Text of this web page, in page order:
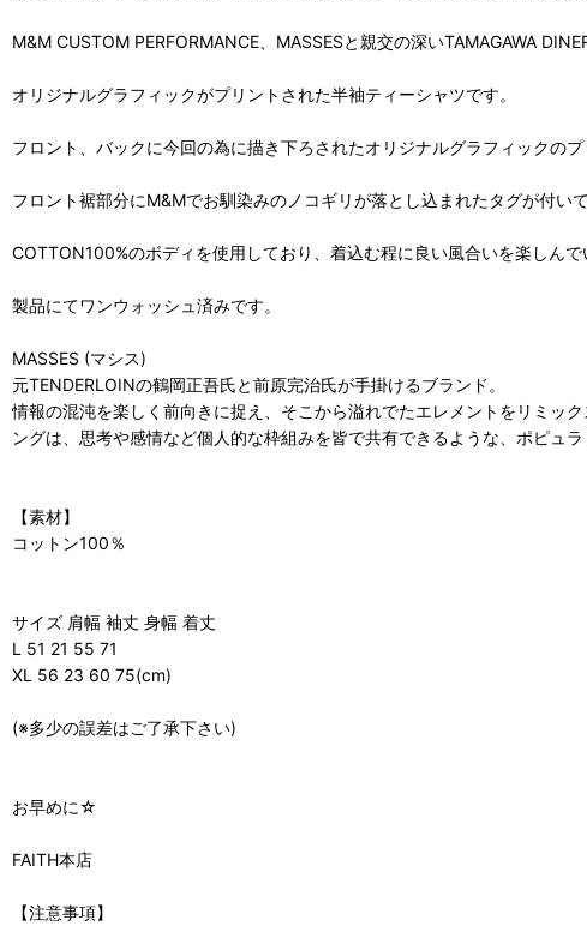
M&M CUSTOM PERFORMANCE、MASSESと親交の深いTAMAGAWA
オリジナルグラフィックがプリントされた半袖ティーシャツです。
フロント、バックに今回の為に描き下ろされたオリジナルグラフィックのプ
フロント裾部分にM&Mでお馴染みのノコギリが落とし込まれたタグが付いて
COTTON100%のボディを使用しており、着込む程に良い風合いを楽しんで
製品にてワンウォッシュ済みです。
MASSES (マシス)
元TENDERLOINの鶴岡正吾氏と前原完治氏が手掛けるブランド。
情報の混沌を楽しく前向きに捉え、そこから溢れでたエレメントをリミッ
ングは、思考や感情など個人的な枠組みを皆で共有できるような、ポピュ
【素材】
コットン100％
サイズ 肩幅 袖丈 身幅 着丈
L 51 21 55 71
XL 56 23 60 75(cm)
(※多少の誤差はご了承下さい)
お早めに☆
FAITH本店
【注意事項】